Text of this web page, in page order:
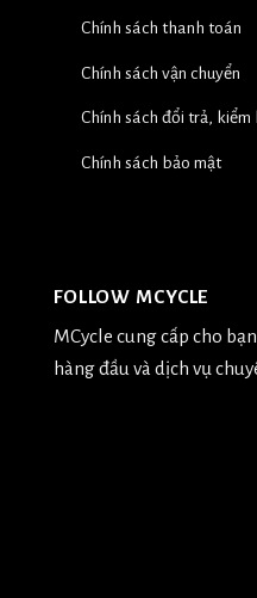
Chính sách thanh toán
Chính sách vận chuyển
Chính sách đổi trả, kiểm
Chính sách bảo mật
FOLLOW MCYCLE
MCycle cung cấp cho
hàng đầu và dịch vụ